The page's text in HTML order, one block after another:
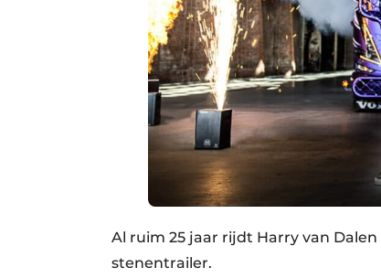
Al ruim 25 jaar rijdt Harry van
stenentrailer.